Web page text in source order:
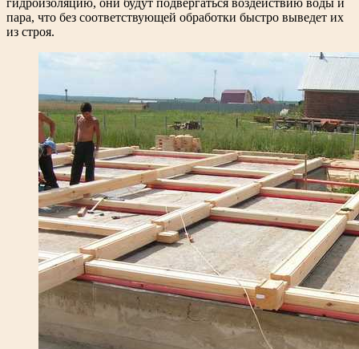
пара, что без соответствующей обработки быстро выведет их
из строя.